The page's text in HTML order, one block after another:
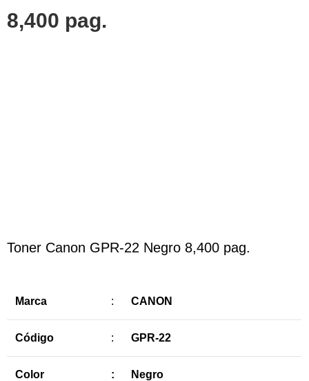
8,400 pag.
Toner Canon GPR-22 Negro 8,400 pag.
Marca : CANON
Código : GPR-22
Color : Negro